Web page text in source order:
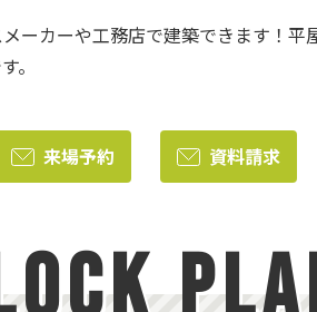
ーカーや工務店で建築できます！平
。
来場予約 資料請求